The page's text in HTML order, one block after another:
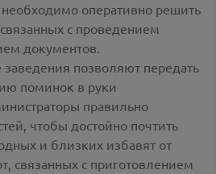
оперативно решить
с проведением
документов.
позволяют передать
поминок в руки
правильно
чтобы достойно почтить
и близких избавят от
связанных с приготовлением